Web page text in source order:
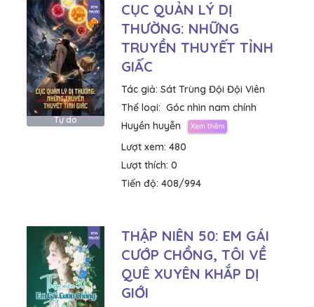
Tự do
CỤC QUẢN LÝ DỊ
THƯỜNG: NHỮNG
TRUYỀN THUYẾT TỈNH
GIẤC
Tác giả: Sát Trùng Đội Đội Viên
Thể loại: Góc nhìn nam chính
Huyền huyễn
Lượt xem: 480
Lượt thích: 0
Tiến độ: 408/994
THẬP NIÊN 50: EM GÁI
CƯỚP CHỒNG, TÔI VỀ
QUÊ XUYÊN KHẮP DỊ
GIỚI